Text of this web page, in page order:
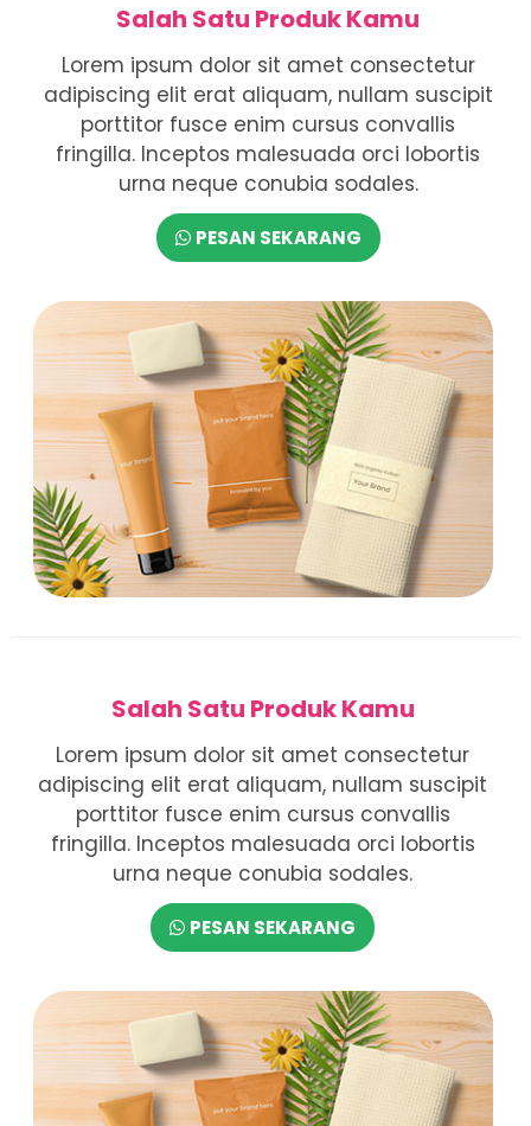
Salah Satu Produk Kamu
Lorem ipsum dolor sit amet consectetur
adipiscing elit erat aliquam, nullam suscipit
porttitor fusce enim cursus convallis
fringilla. Inceptos malesuada orci lobortis
urna neque conubia sodales.
PESAN SEKARANG
Salah Satu Produk Kamu
Lorem ipsum dolor sit amet consectetur
adipiscing elit erat aliquam, nullam suscipit
porttitor fusce enim cursus convallis
fringilla. Inceptos malesuada orci lobortis
urna neque conubia sodales.
PESAN SEKARANG